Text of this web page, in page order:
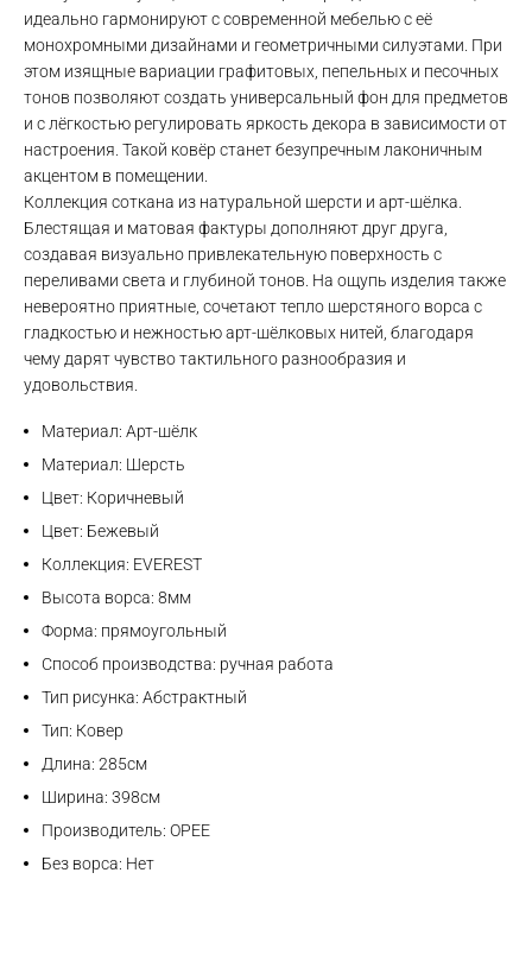
идеально гармонируют с современной мебелью с её
монохромными дизайнами и геометричными силуэтами. При
этом изящные вариации графитовых, пепельных и песочных
тонов позволяют создать универсальный фон для предметов
и с лёгкостью регулировать яркость декора в зависимости от
настроения. Такой ковёр станет безупречным лаконичным
акцентом в помещении.
Коллекция соткана из натуральной шерсти и арт-шёлка.
Блестящая и матовая фактуры дополняют друг друга,
создавая визуально привлекательную поверхность с
переливами света и глубиной тонов. На ощупь изделия также
невероятно приятные, сочетают тепло шерстяного ворса с
гладкостью и нежностью арт-шёлковых нитей, благодаря
чему дарят чувство тактильного разнообразия и
удовольствия.
Материал: Арт-шёлк
Материал: Шерсть
Цвет: Коричневый
Цвет: Бежевый
Коллекция: EVEREST
Высота ворса: 8мм
Форма: прямоугольный
Способ производства: ручная работа
Тип рисунка: Абстрактный
Тип: Ковер
Длина: 285см
Ширина: 398см
Производитель: OPEE
Без ворса: Нет
Max
WhatsApp